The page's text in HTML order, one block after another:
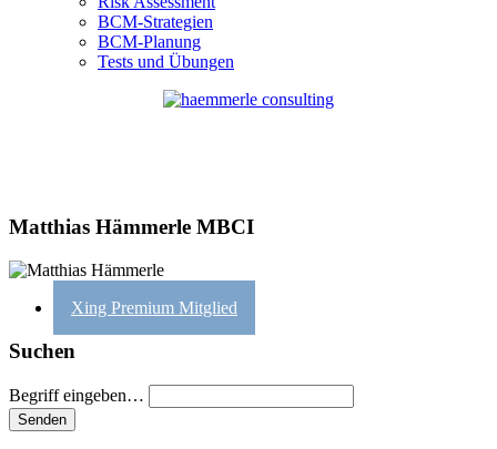
BCM-Strategien
BCM-Planung
Tests und Übungen
Matthias Hämmerle MBCI
Xing Premium Mitglied
Suchen
Begriff eingeben…